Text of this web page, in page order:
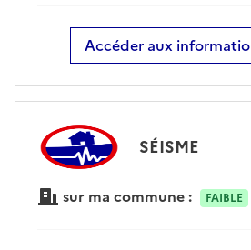
Accéder aux
SÉISME
sur ma commune : FAIBLE